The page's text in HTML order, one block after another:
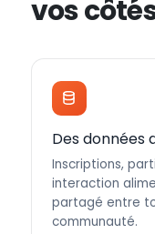
vos
Des données
Inscriptions,
interaction
partagé entre
communauté.